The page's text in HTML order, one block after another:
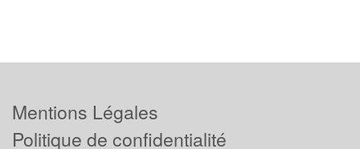
Mentions Légales
Politique de confidentialité